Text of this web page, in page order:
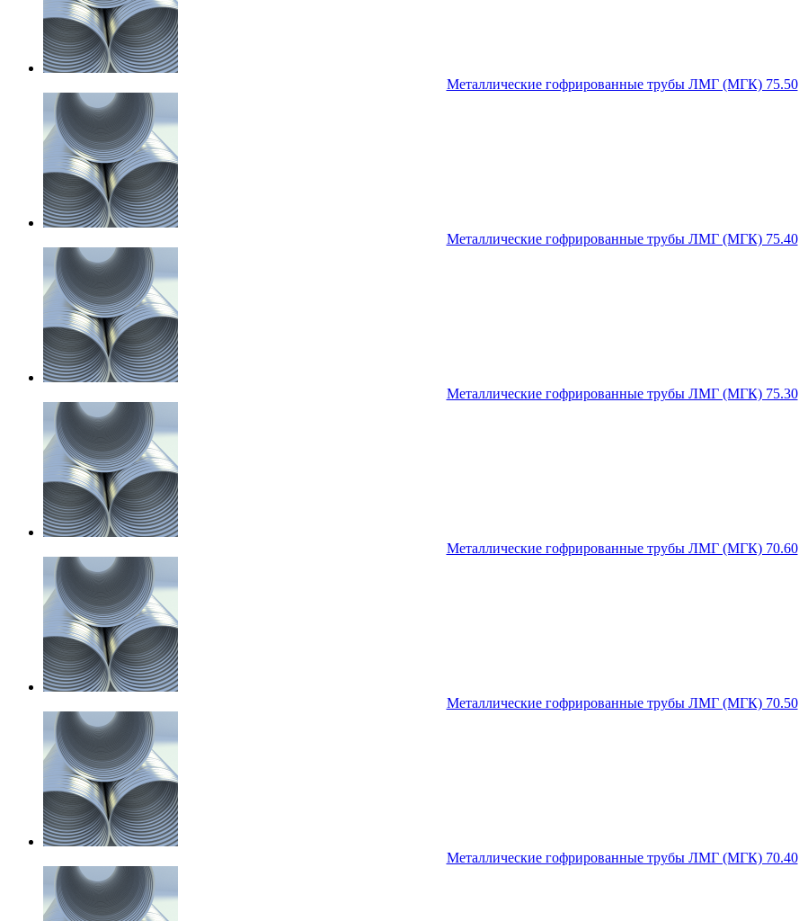
Металлические гофрированные трубы ЛМГ (МГК) 75.50
Металлические гофрированные трубы ЛМГ (МГК) 75.40
Металлические гофрированные трубы ЛМГ (МГК) 75.30
Металлические гофрированные трубы ЛМГ (МГК) 70.60
Металлические гофрированные трубы ЛМГ (МГК) 70.50
Металлические гофрированные трубы ЛМГ (МГК) 70.40